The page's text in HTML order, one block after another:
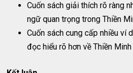
Cuốn sách giải thích rõ ràng
ngữ quan trọng trong Thiền
Cuốn sách cung cấp nhiều ví
đọc hiểu rõ hơn về Thiền Minh